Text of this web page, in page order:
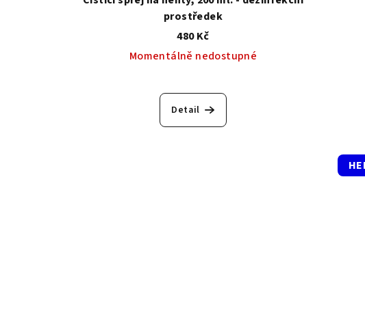
prostředek
480 Kč
Momentálně nedostupné
hodnocení
produktu
je
Detail